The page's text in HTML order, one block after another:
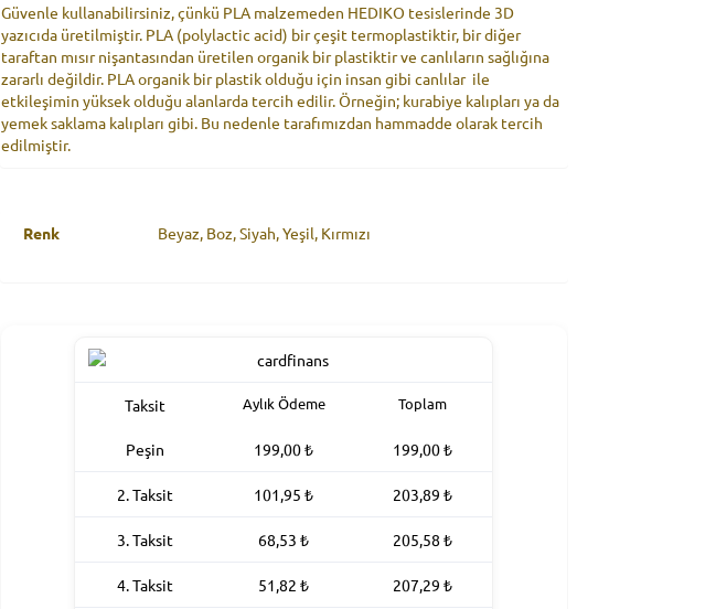
Güvenle kullanabilirsiniz, çünkü PLA malzemeden HEDIKO tesislerinde 3D
yazıcıda üretilmiştir. PLA (polylactic acid) bir çeşit termoplastiktir, bir diğer
taraftan mısır nişantasından üretilen organik bir plastiktir ve canlıların sağlığına
zararlı değildir. PLA organik bir plastik olduğu için insan gibi canlılar ile
etkileşimin yüksek olduğu alanlarda tercih edilir. Örneğin; kurabiye kalıpları ya da
yemek saklama kalıpları gibi. Bu nedenle tarafımızdan hammadde olarak tercih
edilmiştir.
Renk Beyaz, Boz, Siyah, Yeşil, Kırmızı
Taksit Aylık Ödeme Toplam
Peşin 199,00₺ 199,00₺
2. Taksit 101,95₺ 203,89₺
3. Taksit 68,53₺ 205,58₺
4. Taksit 51,82₺ 207,29₺